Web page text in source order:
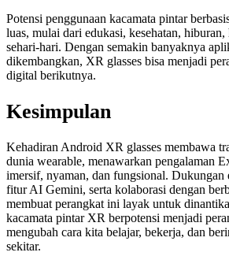
Potensi penggunaan kacamata pintar
luas, mulai dari edukasi, kesehatan, hiburan,
sehari-hari. Dengan semakin banyaknya
dikembangkan, XR glasses bisa menjadi
digital berikutnya.
Kesimpulan
Kehadiran Android XR glasses membawa
dunia wearable, menawarkan pengalaman
imersif, nyaman, dan fungsional. Dukungan
fitur AI Gemini, serta kolaborasi dengan
membuat perangkat ini layak untuk
kacamata pintar XR berpotensi menjadi
mengubah cara kita belajar, bekerja, dan
sekitar.